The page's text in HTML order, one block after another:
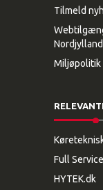
Tilmeld
Nordjylland
Miljøpolitik
Full
HYTEK.dk